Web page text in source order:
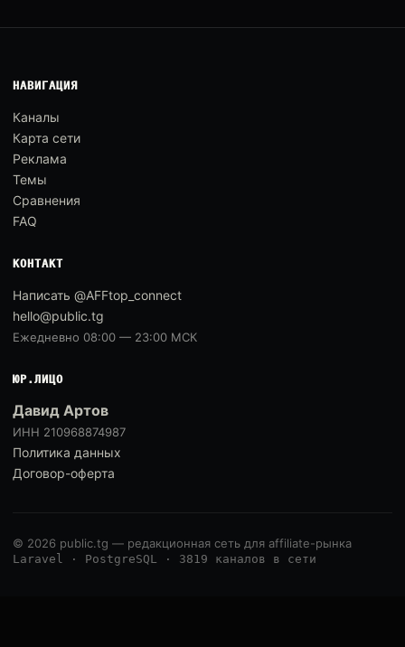
НАВИГАЦИЯ
Каналы
Карта сети
Реклама
Темы
Сравнения
FAQ
КОНТАКТ
Написать @AFFtop_connect
hello@public.tg
Ежедневно 08:00 — 23:00 МСК
ЮР.ЛИЦО
Давид Артов
ИНН 210968874987
Политика данных
Договор-оферта
© 2026 public.tg — редакционная сеть для affiliate-рынка
Laravel · PostgreSQL · 3819 каналов в сети